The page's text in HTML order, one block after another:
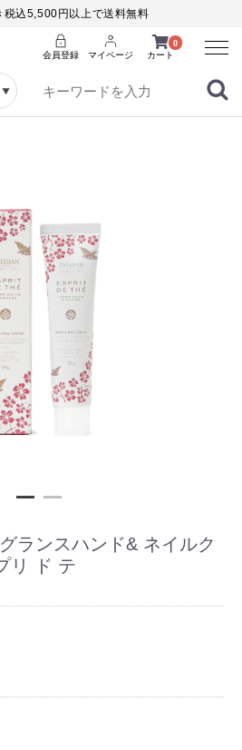
税込5,500円以上で送料無料
0
カート
会員登録 マイページ
Menu
ランスハンド& ネイルク
リ ド テ